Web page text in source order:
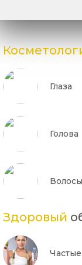
Глаза
Голова
Волосы
Здоровый